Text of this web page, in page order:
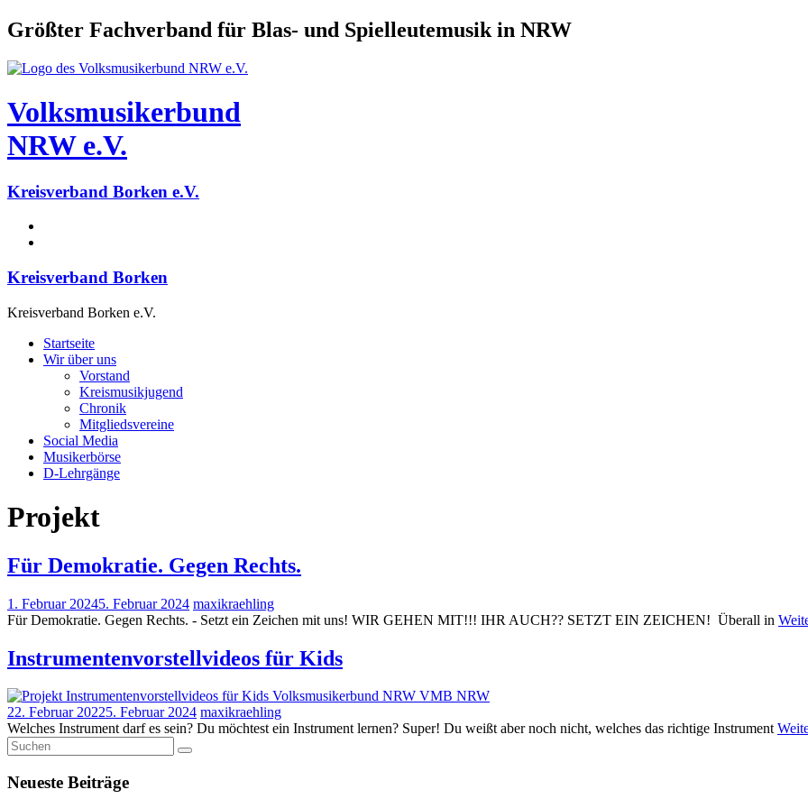
Größter Fachverband für Blas- und Spielleutemusik in NRW
Volksmusikerbund
NRW e.V.
Kreisverband Borken e.V.
Kreisverband Borken
Kreisverband Borken e.V.
Startseite
Wir über uns
Vorstand
Kreismusikjugend
Chronik
Mitgliedsvereine
Social Media
Musikerbörse
D-Lehrgänge
Projekt
Für Demokratie. Gegen Rechts.
1. Februar 20245. Februar 2024 maxikraehling
Für Demokratie. Gegen Rechts. - Setzt ein Zeichen mit uns! WIR GEHEN MIT!!! IHR AUCH?? SETZT EIN ZEICHEN! Überall in
Instrumentenvorstellvideos für Kids
22. Februar 20225. Februar 2024 maxikraehling
Welches Instrument darf es sein? Du möchtest ein Instrument lernen? Super! Du weißt aber noch nicht, welches das richtige Instrument
Neueste Beiträge